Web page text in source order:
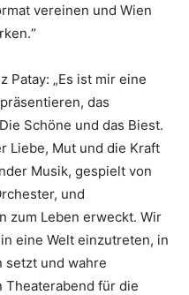
vereinen und Wien
Patay: „Es ist mir eine
das
Schöne und das Biest.
Liebe, Mut und die Kraft
Musik, gespielt von
und
zum Leben erweckt. Wir
eine Welt einzutreten, in
setzt und wahre
Theaterabend für die